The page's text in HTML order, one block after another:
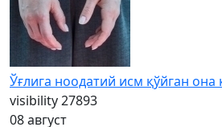
Ўғлига ноодатий исм қўйган она
visibility27893
08 август